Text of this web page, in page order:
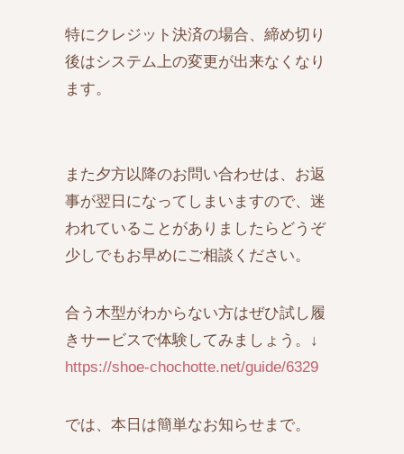
特にクレジット決済の場合、締め切り
後はシステム上の変更が出来なくなり
ます。
また夕方以降のお問い合わせは、お返
事が翌日になってしまいますので、迷
われていることがありましたらどうぞ
少しでもお早めにご相談ください。
合う木型がわからない方はぜひ試し履
きサービスで体験してみましょう。↓
https://shoe-chochotte.net/guide/6329
では、本日は簡単なお知らせまで。